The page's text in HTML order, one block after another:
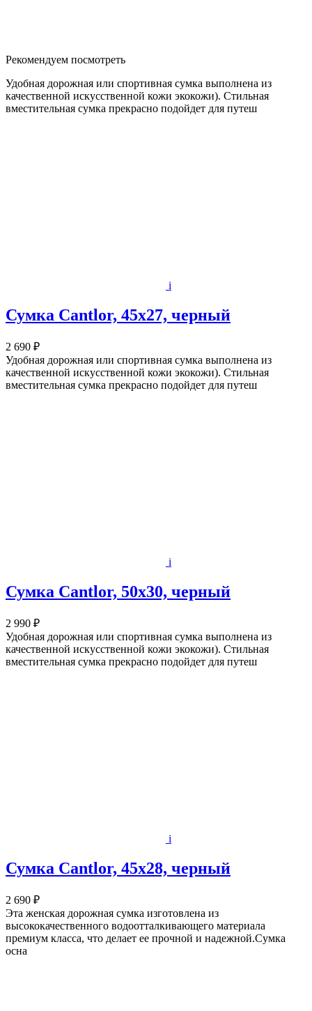
Рекомендуем посмотреть
Удобная дорожная или спортивная сумка выполнена из
качественной искусственной кожи экокожи). Стильная
вместительная сумка прекрасно подойдет для путеш
i
Сумка Cantlor, 45х27, черный
2 690 ₽
Удобная дорожная или спортивная сумка выполнена из
качественной искусственной кожи экокожи). Стильная
вместительная сумка прекрасно подойдет для путеш
i
Сумка Cantlor, 50х30, черный
2 990 ₽
Удобная дорожная или спортивная сумка выполнена из
качественной искусственной кожи экокожи). Стильная
вместительная сумка прекрасно подойдет для путеш
i
Сумка Cantlor, 45х28, черный
2 690 ₽
Эта женская дорожная сумка изготовлена из
высококачественного водоотталкивающего материала
премиум класса, что делает ее прочной и надежной.Сумка
осна